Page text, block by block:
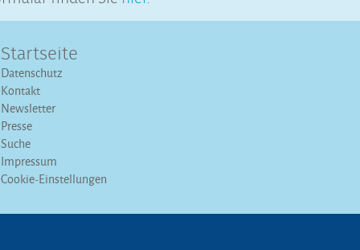
Startseite
Datenschutz
Kontakt
Newsletter
Presse
Suche
Impressum
Cookie-Einstellungen